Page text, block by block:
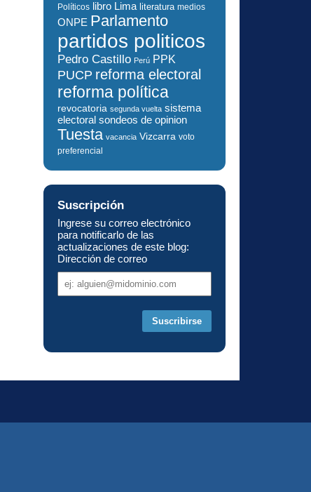
Políticos libro Lima literatura medios
ONPE Parlamento
partidos politicos
Pedro Castillo Perú PPK
PUCP reforma electoral
reforma política
revocatoria segunda vuelta sistema
electoral sondeos de opinion
Tuesta vacancia Vizcarra voto
preferencial
Suscripción
Ingrese su correo electrónico
para notificarlo de las
actualizaciones de este blog:
Dirección de correo
de